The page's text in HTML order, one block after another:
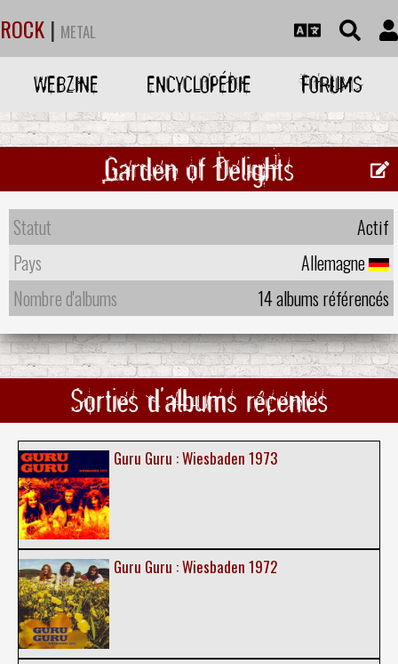
ROCK | METAL
WEBZINE ENCYCLOPÉDIE FORUMS
Garden of Delights
Statut
Actif
Pays
Allemagne
Nombre d'albums
14 albums référencés
Sorties d'albums récentes
Guru Guru : Wiesbaden 1973
Guru Guru : Wiesbaden 1972